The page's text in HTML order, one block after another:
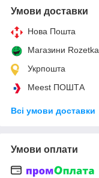
Умови доставки
Нова Пошта
Магазини Rozetka
Укрпошта
Meest ПОШТА
Всі умови доставки
Умови оплати